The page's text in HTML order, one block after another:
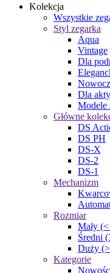
Kolekcja
Wszystkie
Styl zegarka
Aqua
Vintage
Dla
Dla
Modele
Główne
DS
DS PH
DS-X
DS-2
DS-1
Mechanizm
Rozmiar
Mały
Średni
Duży
Kategorie